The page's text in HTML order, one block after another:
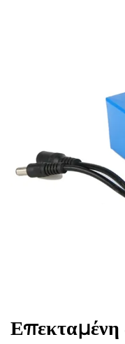
Επεκταμένη